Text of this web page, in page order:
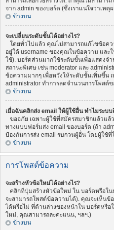
จาก admin ของบอร์ด (ซึ่งเราแน่ใจว่าเหตุ
ข้างบน
จะเปลี่ยนระดับขั้นได้อย่างไร?
โดยทั่วไปแล้ว คุณไม่สามารถแก้ไขข้อค
อยู่ใต้ username ของคุณในข้อความ แล
ใช้). บอร์ดส่วนมากใช้ระดับขั้นเพื่อแสดงจ
สถานะพิเศษ เช่น moderator และ
ข้อความมากๆ เพื่อหวังให้ระดับขั้นเพิ่มขึ้น
administrator ทำการลดจำนวนการโพสต์
ข้างบน
เมื่อฉันคลิกส่ง email ให้ผู้ใช้อื่น ทำไมระบ
ขออภัย เฉพาะผู้ใช้ที่สมัครสมาชิกแล้วแล้
ทางแบบฟอร์มส่ง email ของบอร์ด (ถ้า
ป้องกันการส่ง email รบกวนผู้อื่น โดยผู้ใช้ที่
ข้างบน
การโพสต์ข้อความ
จะสร้างหัวข้อใหม่ได้อย่างไร?
คลิกที่ปุ่มสร้างหัวข้อใหม่ ใน บอร์ดหรือใ
จะสามารถโพสต์ข้อความได้). คุณจะเห็น
ได้หรือไม่ ที่ด้านล่างของหน้าใน บอร์ดหรื
ใหม่, คุณสามารถละคะแนน, ฯลฯ.)
ข้างบน